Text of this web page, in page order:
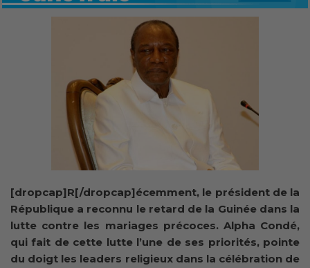
[dropcap]R[/dropcap]écemment, le président de la
République a reconnu le retard de la Guinée dans la
lutte contre les mariages précoces. Alpha Condé,
qui fait de cette lutte l’une de ses priorités, pointe
du doigt les leaders religieux dans la célébration de